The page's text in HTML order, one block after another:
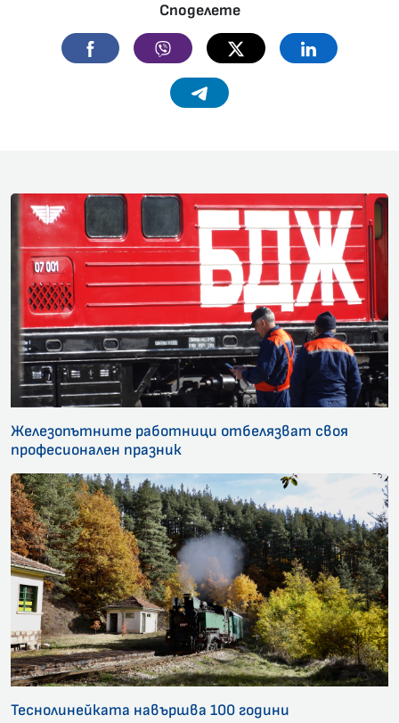
Споделете
Facebook Viber Twitter Linkedin
Telegram
Железопътните работници отбелязват своя
професионален празник
Теснолинейката навършва 100 години